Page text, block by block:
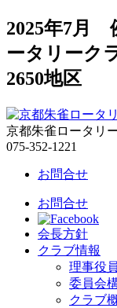
2025年7月
ータリーク
2650地区
京都朱雀ロータリ
075-352-1221
お問合せ
お問合せ
会長方針
クラブ情報
理事役員
委員会
クラブ